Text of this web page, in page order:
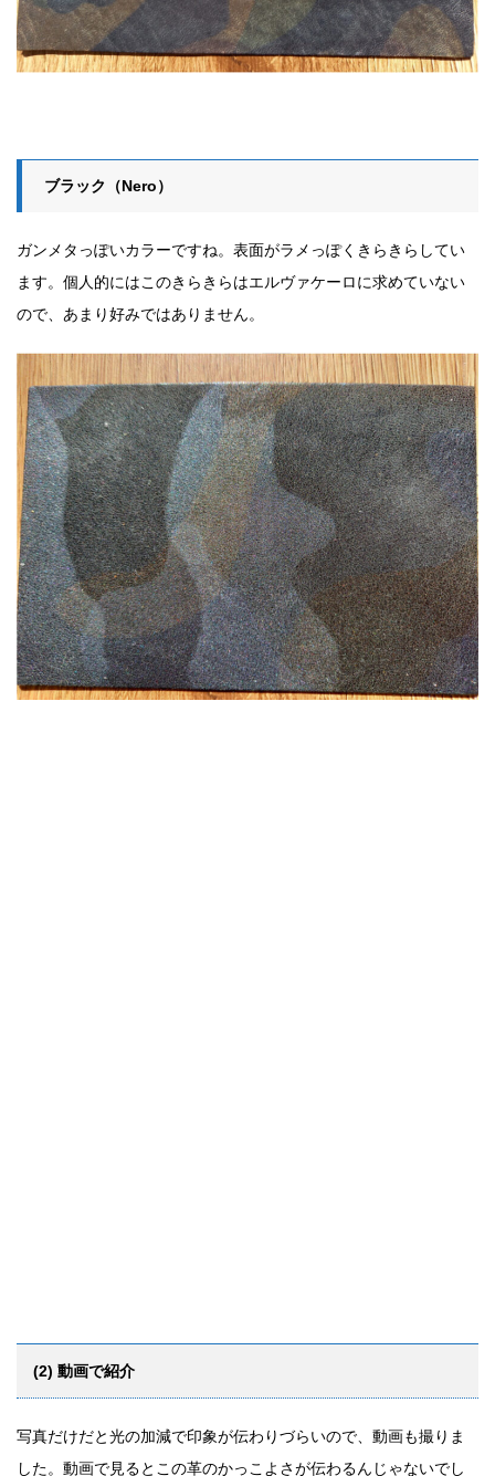
ブラック（Nero）
ガンメタっぽいカラーですね。表面がラメっぽくきらきらしてい
ます。個人的にはこのきらきらはエルヴァケーロに求めていない
ので、あまり好みではありません。
(2) 動画で紹介
写真だけだと光の加減で印象が伝わりづらいので、動画も撮りま
した。動画で見るとこの革のかっこよさが伝わるんじゃないでし